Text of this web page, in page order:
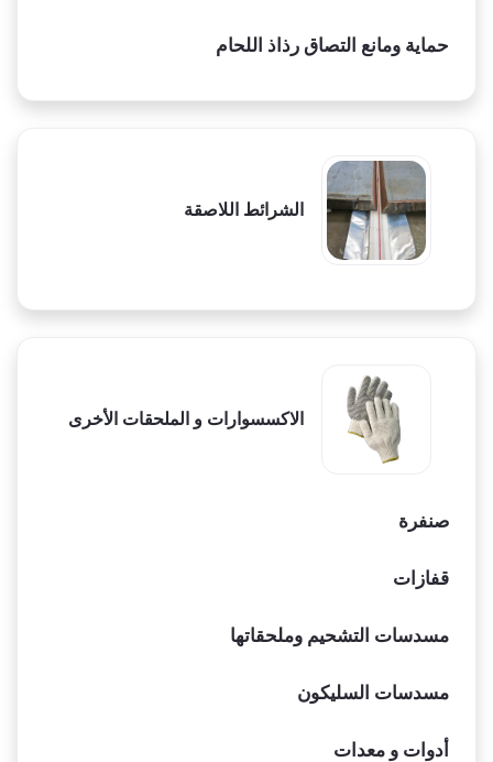
حماية ومانع التصاق رذاذ اللحام
الشرائط اللاصقة
الاكسسوارات و الملحقات الأخرى
صنفرة
قفازات
مسدسات التشحيم وملحقاتها
مسدسات السليكون
أدوات و معدات